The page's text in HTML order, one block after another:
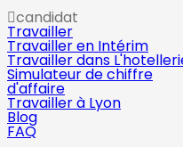
candidat
Travailler
Travailler en Intérim
Travailler dans
Simulateur de chiffre
d'affaire
Travailler à Lyon
Blog
FAQ